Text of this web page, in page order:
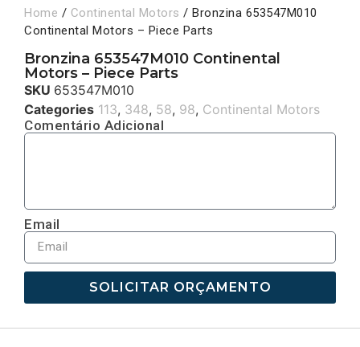
Home / Continental Motors / Bronzina 653547M010
Continental Motors – Piece Parts
Bronzina 653547M010 Continental
Motors – Piece Parts
SKU 653547M010
Categories 113, 348, 58, 98, Continental Motors
Comentário Adicional
Email
SOLICITAR ORÇAMENTO